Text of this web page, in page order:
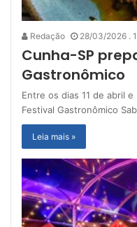
Redação 28/03/2026 .
Cunha-SP
Gastronômico
Entre os dias 11 de abril
Festival Gastronômico
Leia mais »